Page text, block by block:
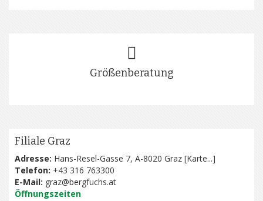
Größenberatung
Filiale Graz
Adresse: Hans-Resel-Gasse 7, A-8020 Graz [Karte...]
Telefon: +43 316 763300
E-Mail: graz@bergfuchs.at
Öffnungszeiten